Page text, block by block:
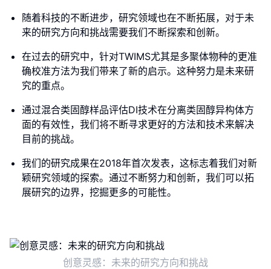
随着科技的不断进步，研究领域也在不断拓展，对于未
来的研究方向和挑战需要我们不断探索和创新。
在过去的研究中，针对TWIMS尤其是多聚体物种的更准
确校准方法为我们带来了新的启示。这种努力是未来研
究的重点。
通过混合类固醇样品评估DI技术在分离类固醇异构体方
面的有效性，我们将不断寻求更好的方法和技术来解决
目前的挑战。
我们的研究成果在2018年首次发表，这标志着我们对新
颖研究领域的探索。通过不断努力和创新，我们可以拓
展研究的边界，挖掘更多的可能性。
创意灵感：未来的研究方向和挑战